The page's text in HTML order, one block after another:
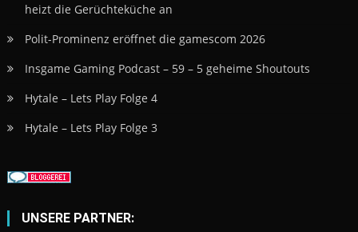
heizt die Gerüchteküche an
Polit-Prominenz eröffnet die gamescom 2026
Insgame Gaming Podcast – 59 – 5 geheime Shoutouts
Hytale – Lets Play Folge 4
Hytale – Lets Play Folge 3
UNSERE PARTNER: